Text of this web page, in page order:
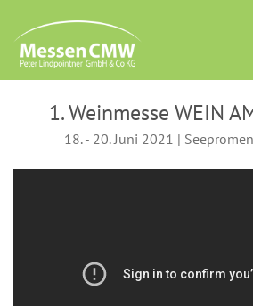
1. Weinmesse WEIN
18. - 20. Juni 2021 |